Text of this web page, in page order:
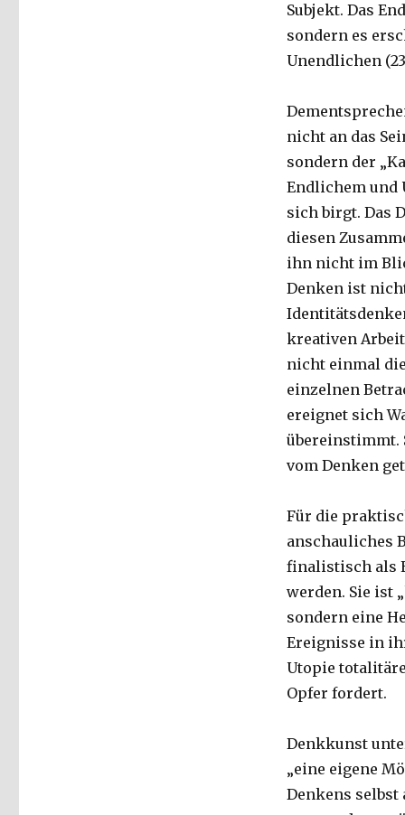
Subjekt. Das
sondern es
Unendlichen
nicht an das
sondern der
Endlichem und
sich birgt. Das
diesen
ihn nicht im
Denken ist
kreativen
nicht einmal
einzelnen
ereignet sich
übereinstimmt.
vom Denken
Für die
anschauliches
finalistisch als
werden. Sie ist
sondern eine
Ereignisse in
Utopie
Opfer fordert.
Denkkunst
„eine eigene
Denkens selbst